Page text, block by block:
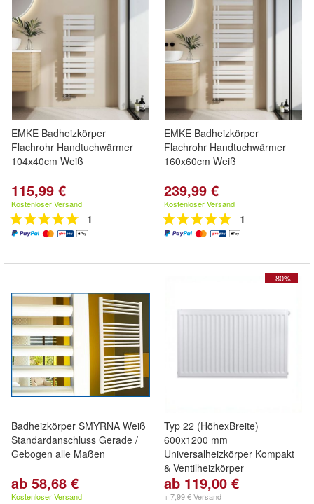
EMKE Badheizkörper
Flachrohr Handtuchwärmer
104x40cm Weiß
115,99 €
Kostenloser Versand
1
EMKE Badheizkörper
Flachrohr Handtuchwärmer
160x60cm Weiß
239,99 €
Kostenloser Versand
1
Badheizkörper SMYRNA Weiß
Standardanschluss Gerade /
Gebogen alle Maßen
ab 58,68 €
Kostenloser Versand
- 80%
Typ 22 (HöhexBreite)
600x1200 mm
Universalheizkörper Kompakt
& Ventilheizkörper
ab 119,00 €
+ 7,99 € Versand